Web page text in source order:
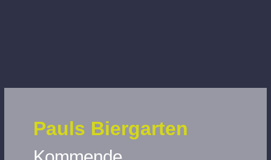
Pauls Biergarten